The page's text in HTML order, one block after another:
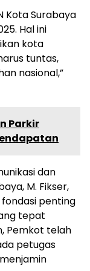
Kota Surabaya
Hal ini
kota
tuntas,
nasional,”
Parkir
dan
M. Fikser,
fondasi penting
tepat
Pemkot telah
petugas